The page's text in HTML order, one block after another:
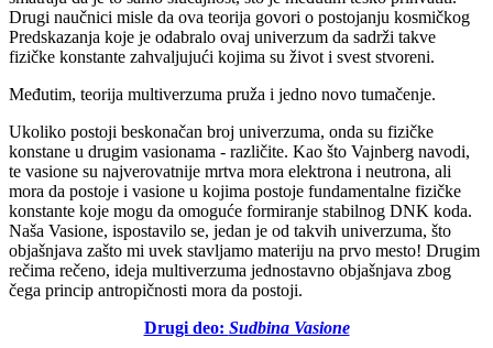
Drugi naučnici misle da ova teorija govori o postojanju kosmičkog
Predskazanja koje je odabralo ovaj univerzum da sadrži takve
fizičke konstante zahvaljujući kojima su život i svest stvoreni.
Međutim, teorija multiverzuma pruža i jedno novo tumačenje.
Ukoliko postoji beskonačan broj univerzuma, onda su fizičke
konstane u drugim vasionama - različite. Kao što Vajnberg navodi,
te vasione su najverovatnije mrtva mora elektrona i neutrona, ali
mora da postoje i vasione u kojima postoje fundamentalne fizičke
konstante koje mogu da omoguće formiranje stabilnog DNK koda.
Naša Vasione, ispostavilo se, jedan je od takvih univerzuma, što
objašnjava zašto mi uvek stavljamo materiju na prvo mesto! Drugim
rečima rečeno, ideja multiverzuma jednostavno objašnjava zbog
čega princip antropičnosti mora da postoji.
Drugi deo: Sudbina Vasione